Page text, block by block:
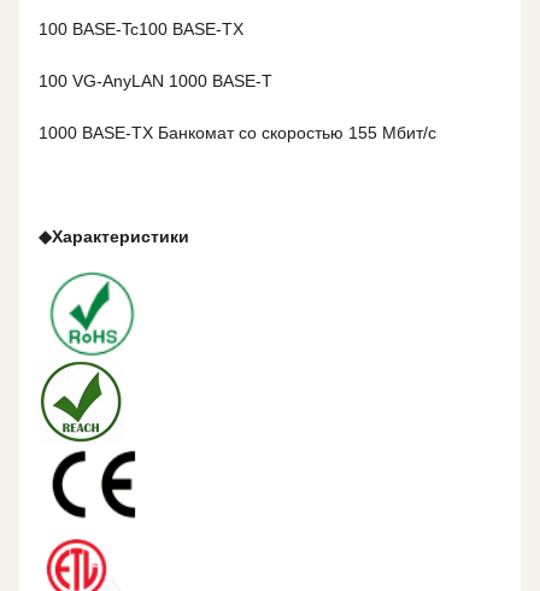
100 BASE-Tc100 BASE-TX
100 VG-AnyLAN 1000 BASE-T
1000 BASE-TX Банкомат со скоростью 155 Мбит/с
◆Характеристики